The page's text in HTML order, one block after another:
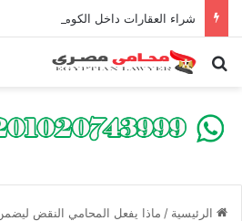
بحث عن
الرئيسية / ماذا يفعل المحامي النقض